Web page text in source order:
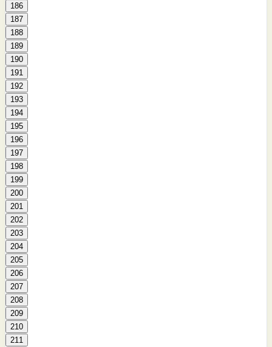
186
187
188
189
190
191
192
193
194
195
196
197
198
199
200
201
202
203
204
205
206
207
208
209
210
211